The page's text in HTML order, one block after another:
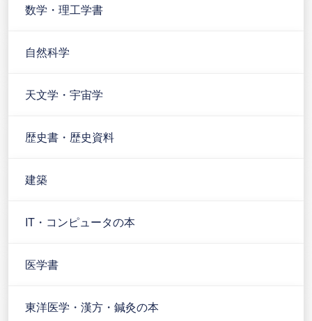
数学・理工学書
自然科学
天文学・宇宙学
歴史書・歴史資料
建築
IT・コンピュータの本
医学書
東洋医学・漢方・鍼灸の本